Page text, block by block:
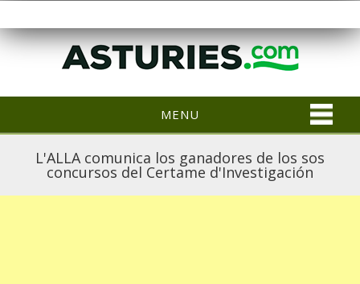
MENU
L'ALLA comunica los ganadores de los sos
concursos del Certame d'Investigación